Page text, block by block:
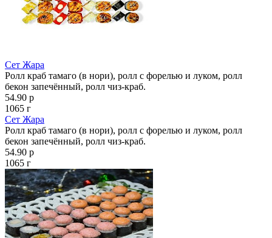
Сет Жара
Ролл краб тамаго (в нори), ролл с форелью и луком, ролл
бекон запечённый, ролл чиз-краб.
54.90 р
1065 г
Сет Жара
Ролл краб тамаго (в нори), ролл с форелью и луком, ролл
бекон запечённый, ролл чиз-краб.
54.90 р
1065 г